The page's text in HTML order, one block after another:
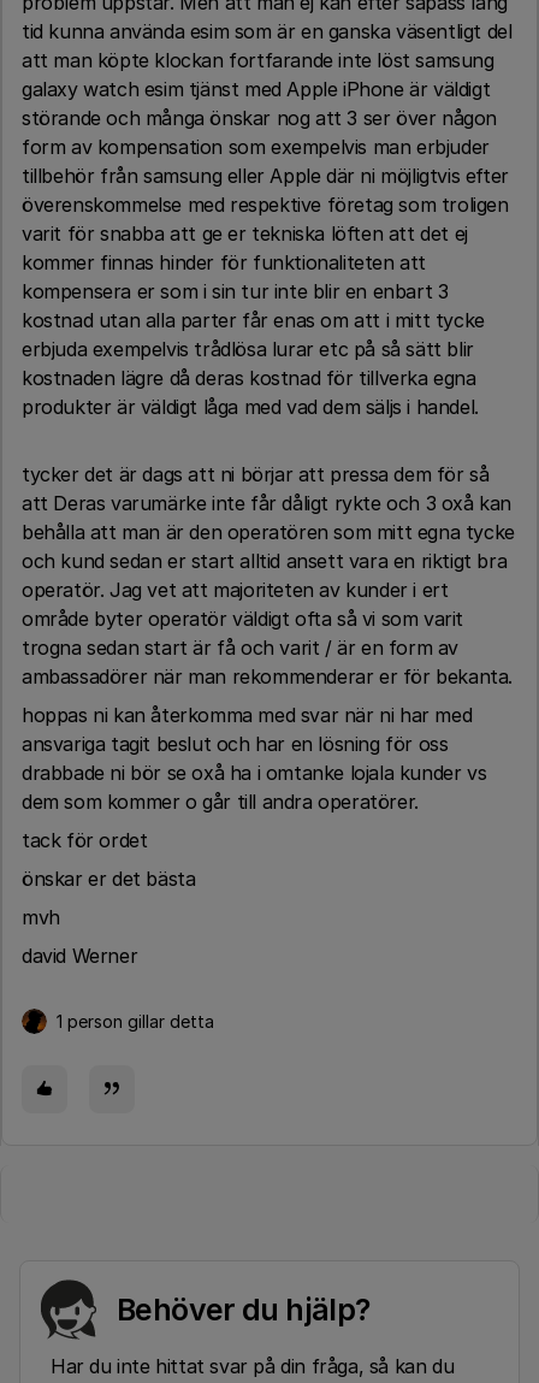
tid kunna använda esim som är en ganska väsentligt del
att man köpte klockan fortfarande inte löst samsung
galaxy watch esim tjänst med Apple iPhone är väldigt
störande och många önskar nog att 3 ser över någon
form av kompensation som exempelvis man erbjuder
tillbehör från samsung eller Apple där ni möjligtvis efter
överenskommelse med respektive företag som troligen
varit för snabba att ge er tekniska löften att det ej
kommer finnas hinder för funktionaliteten att
kompensera er som i sin tur inte blir en enbart 3
kostnad utan alla parter får enas om att i mitt tycke
erbjuda exempelvis trådlösa lurar etc på så sätt blir
kostnaden lägre då deras kostnad för tillverka egna
produkter är väldigt låga med vad dem säljs i handel.
tycker det är dags att ni börjar att pressa dem för så
att Deras varumärke inte får dåligt rykte och 3 oxå kan
behålla att man är den operatören som mitt egna tycke
och kund sedan er start alltid ansett vara en riktigt bra
operatör. Jag vet att majoriteten av kunder i ert
område byter operatör väldigt ofta så vi som varit
trogna sedan start är få och varit / är en form av
ambassadörer när man rekommenderar er för bekanta.
hoppas ni kan återkomma med svar när ni har med
ansvariga tagit beslut och har en lösning för oss
drabbade ni bör se oxå ha i omtanke lojala kunder vs
dem som kommer o går till andra operatörer.
tack för ordet
önskar er det bästa
mvh
david Werner
1 person gillar detta
Behöver du hjälp?
Har du inte hittat svar på din fråga, så kan du